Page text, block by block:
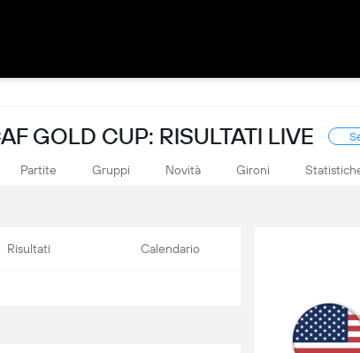
GOLD CUP: RISULTATI LIVE
Partite Gruppi Novità Gironi
Risultati Calendario